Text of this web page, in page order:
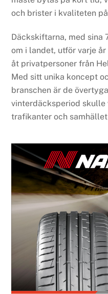
och brister i kvaliteten
Däckskiftarna, med
om i landet, utför varje
åt privatpersoner från
Med sitt unika koncept
branschen är de
vinterdäcksperiod
trafikanter och